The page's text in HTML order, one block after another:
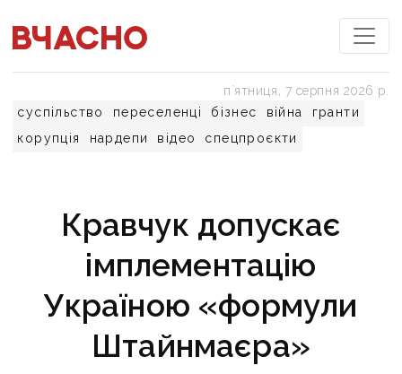
суспільство переселенці бізнес війна
гранти
корупція
нардепи відео спецпроєкти
пʼятниця, 7 серпня 2026 р.
Кравчук допускає
імплементацію
Україною «формули
Штайнмаєра»